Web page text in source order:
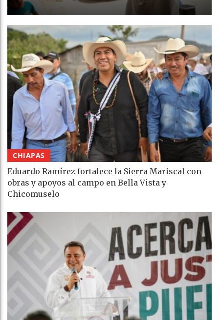
CHIAPAS
Eduardo Ramírez fortalece la Sierra Mariscal con
obras y apoyos al campo en Bella Vista y
Chicomuselo